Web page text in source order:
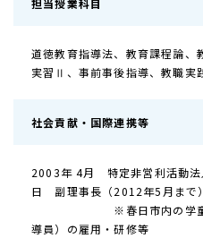
担当授業科目
道徳教育指導法、教育課程論
実習Ⅱ、事前事後指導、教職実
社会貢献・国際連携等
2003年 4月 特定非営利活動法
日 副理事長（2012年5月まで）
※春日市内の学童保育
導員）の雇用・研修等